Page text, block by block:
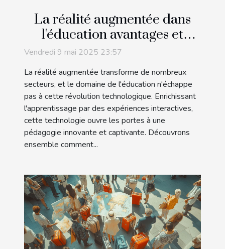
La réalité augmentée dans
l'éducation avantages et
applications pratiques
Vendredi 9 mai 2025 23:57
La réalité augmentée transforme de nombreux
secteurs, et le domaine de l'éducation n'échappe
pas à cette révolution technologique. Enrichissant
l'apprentissage par des expériences interactives,
cette technologie ouvre les portes à une
pédagogie innovante et captivante. Découvrons
ensemble comment...